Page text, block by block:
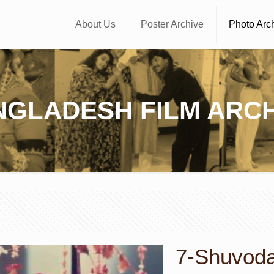
About Us Poster Archive Photo
FILM
7-